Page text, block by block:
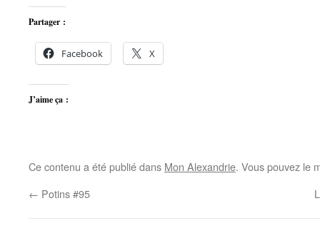
Partager :
Facebook X
J’aime ça :
Ce contenu a été publié dans Mon Alexandrie. Vous pouvez le
← Potins #95